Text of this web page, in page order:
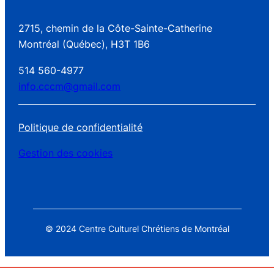
2715, chemin de la Côte-Sainte-Catherine
Montréal (Québec), H3T 1B6
514 560-4977
info.cccm@gmail.com
Politique de confidentialité
Gestion des cookies
© 2024 Centre Culturel Chrétiens de Montréal